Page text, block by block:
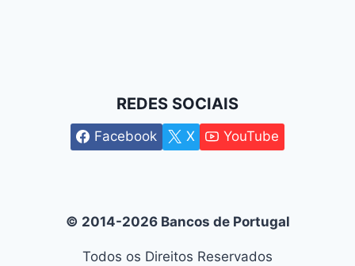
REDES SOCIAIS
Facebook X YouTube
© 2014-2026 Bancos de Portugal
Todos os Direitos Reservados